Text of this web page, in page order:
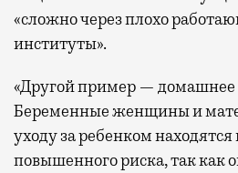
«сложно через плохо
институты».
«Другой пример — домашнее
Беременные женщины и
уходу за ребенком
повышенного риска, так как